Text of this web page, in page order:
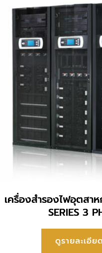
เครื่องสำรองไฟอุตสา
SERIES 3
ดูรายละเอียด